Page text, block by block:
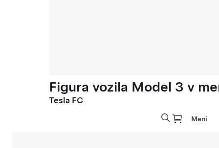
Figura vozila Model 3 v
Tesla FC
Meni